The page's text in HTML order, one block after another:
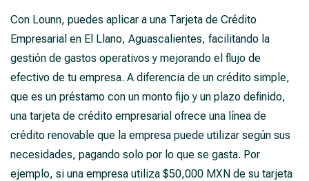
Con Lounn, puedes aplicar a una Tarjeta de Crédito
Empresarial en El Llano, Aguascalientes, facilitando la
gestión de gastos operativos y mejorando el flujo de
efectivo de tu empresa. A diferencia de un crédito simple,
que es un préstamo con un monto fijo y un plazo definido,
una tarjeta de crédito empresarial ofrece una línea de
crédito renovable que la empresa puede utilizar según sus
necesidades, pagando solo por lo que se gasta. Por
ejemplo, si una empresa utiliza $50,000 MXN de su tarjeta